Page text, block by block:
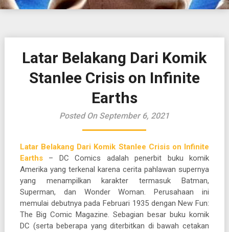
Latar Belakang Dari Komik
Stanlee Crisis on Infinite
Earths
Posted On September 6, 2021
Latar Belakang Dari Komik Stanlee Crisis on Infinite
Earths– DC Comics adalah penerbit buku komik
Amerika yang terkenal karena cerita pahlawan supernya
yang menampilkan karakter termasuk Batman,
Superman, dan Wonder Woman. Perusahaan ini
memulai debutnya pada Februari 1935 dengan New Fun:
The Big Comic Magazine. Sebagian besar buku komik
DC (serta beberapa yang diterbitkan di bawah cetakan